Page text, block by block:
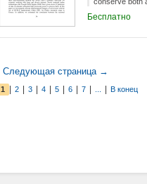
cost in time
the Revised
Бесплатно
Следующая страница →
1 2 3 4 5 6 7 В конец